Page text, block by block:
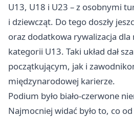
U13, U18 i U23 – z osobnymi
i dziewcząt. Do tego doszły
oraz dodatkowa rywalizacja dla
kategorii U13. Taki układ dał
początkującym, jak i
międzynarodowej karierze.
Podium było biało-czerwone
Najmocniej widać było to, co od